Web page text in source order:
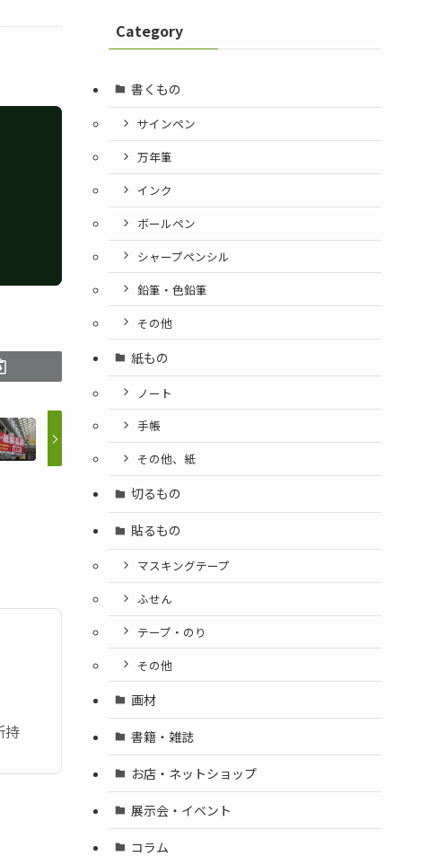
持
Category
書くもの
サインペン
万年筆
インク
ボールペン
シャープペンシル
鉛筆・色鉛筆
その他
紙もの
ノート
手帳
その他、紙
切るもの
貼るもの
マスキングテープ
ふせん
テープ・のり
その他
画材
書籍・雑誌
お店・ネットショップ
展示会・イベント
コラム